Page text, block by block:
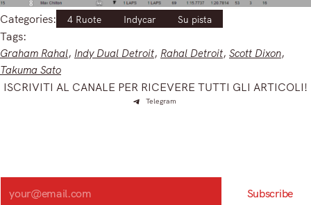
Categories: 4 Ruote Indycar Su pista
Tags:
Graham Rahal, Indy Dual Detroit, Rahal Detroit, Scott Dixon
Takuma Sato
ISCRIVITI AL CANALE PER RICEVERE TUTTI GLI ARTICOLI!
Telegram
Search
Subscribe